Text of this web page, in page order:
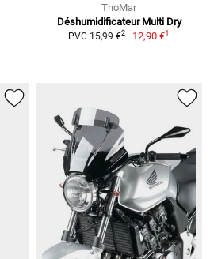
ThoMar
Déshumidificateur Multi Dry
PVC 15,99 €2 12,90 €1